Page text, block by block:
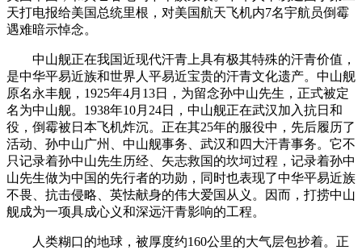
天打电报给美国总统里根，对美国航天飞机内7名宇航员倒霉
遇难暗示悼念。
中山舰正在我国近现代汗青上具有极其特殊的汗青价值，
是中华平易近族和世界人平易近宝贵的汗青文化遗产。中山舰
原名永丰舰，1925年4月13日，为留念孙中山先生，正式被定
名为中山舰。1938年10月24日，中山舰正在武汉加入抗日和
役，倒霉被日本飞机炸沉。正在其25年的服役中，先后履历了
活动、孙中山广州、中山舰事务、武汉和四大汗青事务。它不
只记录着孙中山先生历经、矢志救国的坎坷过程，记录着孙中
山先生做为中国的先行者的功勋，同时也表现了中华平易近族
不畏、抗击侵略、英怯献身的伟大爱国从义。因而，打捞中山
舰成为一项具成心义和深远汗青影响的工程。
人类糊口的地球，被厚度约160公里的大气层包抄着。正